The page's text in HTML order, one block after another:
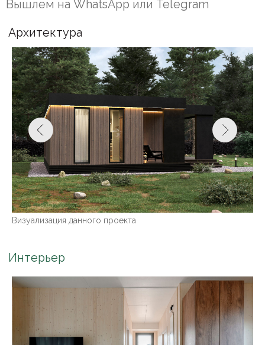
Возможность достройки дома:
Да, дом растущий.
Возможность перемещения дома:
Да, дом может быть разобран
на модули и перевезен.
Варианты интерьера комнат. Меблировка не входит в
стоимость
Теплый контур
Под ключ
Без фундамента
Фундамент для дома